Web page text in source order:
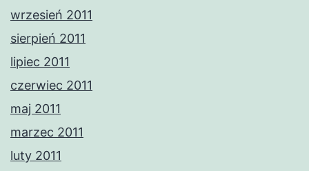
wrzesień 2011
sierpień 2011
lipiec 2011
czerwiec 2011
maj 2011
marzec 2011
luty 2011